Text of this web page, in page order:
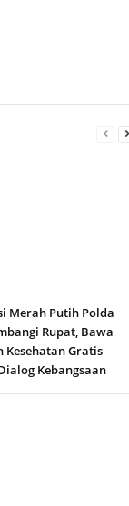
Merah Putih Polda
Rupat, Bawa
Kesehatan Gratis
Kebangsaan